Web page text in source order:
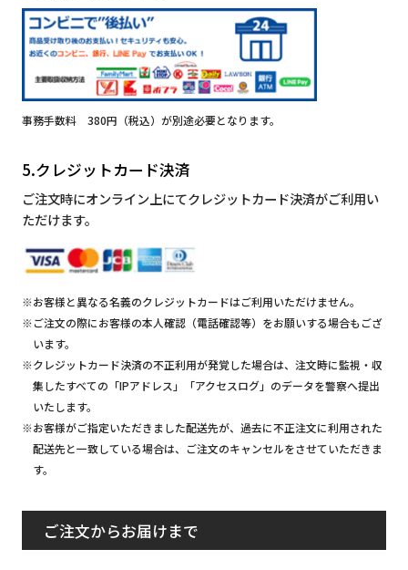
事務手数料 380円（税込）が別途必要となります。
5.クレジットカード決済
ご注文時にオンライン上にてクレジットカード決済がご利用い
ただけます。
※お客様と異なる名義のクレジットカードはご利用いただけません。
※ご注文の際にお客様の本人確認（電話確認等）をお願いする場合もござ
います。
※クレジットカード決済の不正利用が発覚した場合は、注文時に監視・収
集したすべての「IPアドレス」「アクセスログ」のデータを警察へ提出
いたします。
※お客様がご指定いただきました配送先が、過去に不正注文に利用された
配送先と一致している場合は、ご注文のキャンセルをさせていただきま
す。
ご注文からお届けまで